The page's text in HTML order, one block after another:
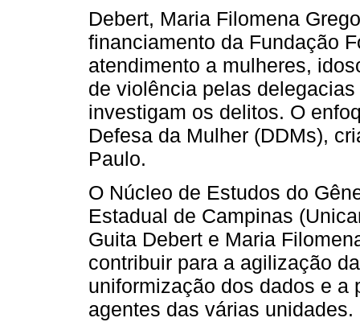
Debert, Maria Filomena
financiamento da Fundação
atendimento a mulheres,
de violência pelas
investigam os delitos. O
Defesa da Mulher (DDMs),
Paulo.
O Núcleo de Estudos do
Estadual de Campinas
Guita Debert e Maria
contribuir para a agilização
uniformização dos dados e a
agentes das várias unidades.